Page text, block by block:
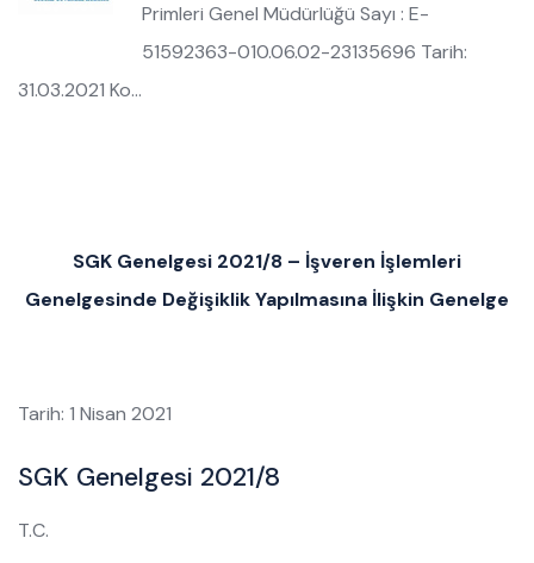
Primleri Genel Müdürlüğü Sayı : E-
51592363-010.06.02-23135696 Tarih:
31.03.2021 Ko…
SGK Genelgesi 2021/8 – İşveren İşlemleri
Genelgesinde Değişiklik Yapılmasına İlişkin Genelge
Tarih: 1 Nisan 2021
SGK Genelgesi 2021/8
T.C.